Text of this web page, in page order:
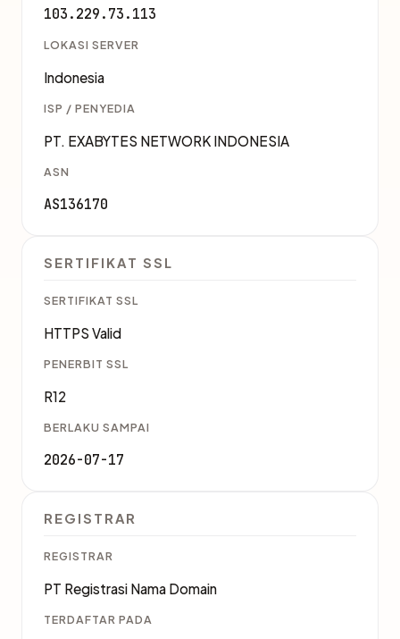
103.229.73.113
LOKASI SERVER
Indonesia
ISP / PENYEDIA
PT. EXABYTES NETWORK INDONESIA
ASN
AS136170
SERTIFIKAT SSL
SERTIFIKAT SSL
HTTPS Valid
PENERBIT SSL
R12
BERLAKU SAMPAI
2026-07-17
REGISTRAR
REGISTRAR
PT Registrasi Nama Domain
TERDAFTAR PADA